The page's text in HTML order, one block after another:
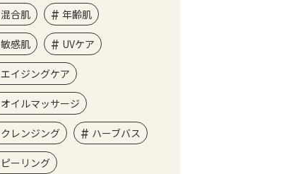
混合肌 年齢肌
敏感肌 UVケア
エイジングケア
オイルマッサージ
クレンジング ハーブバス
ピーリング